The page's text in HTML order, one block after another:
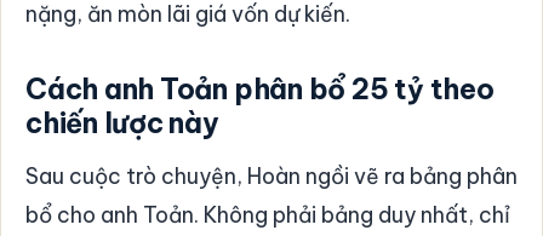
nặng, ăn mòn lãi giá vốn dự kiến.
Cách anh Toản phân bổ 25 tỷ theo
chiến lược này
Sau cuộc trò chuyện, Hoàn ngồi vẽ ra bảng phân
bổ cho anh Toản. Không phải bảng duy nhất, chỉ